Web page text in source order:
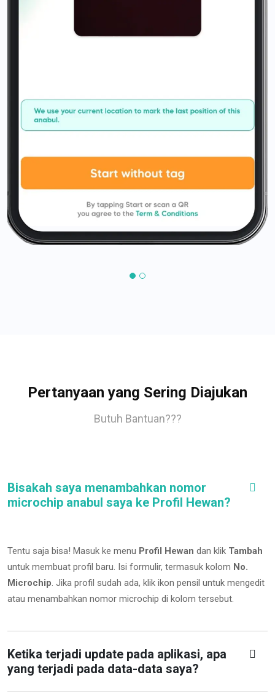
Pertanyaan yang Sering Diajukan
Butuh Bantuan???
Bisakah saya menambahkan nomor
microchip anabul saya ke Profil Hewan?
Tentu saja bisa! Masuk ke menu Profil Hewan dan klik Tambah
untuk membuat profil baru. Isi formulir, termasuk kolom No.
Microchip. Jika profil sudah ada, klik ikon pensil untuk mengedit
atau menambahkan nomor microchip di kolom tersebut.
Ketika terjadi update pada aplikasi, apa
yang terjadi pada data-data saya?